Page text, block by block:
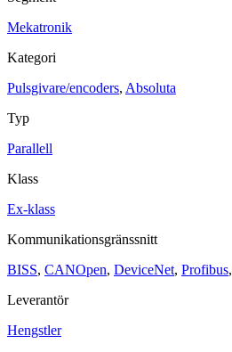
KablageESD / Antistatutrustning
Mekatronik
Kategori
Pulsgivare/encoders, Absoluta
Typ
Parallell
Klass
Ex-klass
Kommunikationsgränssnitt
BISS, CANOpen, DeviceNet, Profibus,
Leverantör
Hengstler